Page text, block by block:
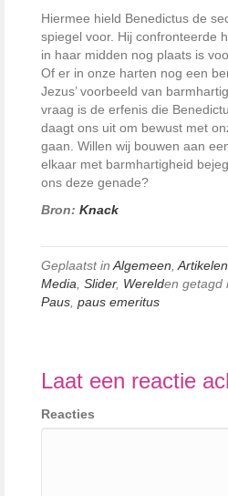
Hiermee hield Benedictus de
spiegel voor. Hij confronteerde
in haar midden nog plaats is
Of er in onze harten nog een
Jezus’ voorbeeld van
vraag is de erfenis die
daagt ons uit om bewust met
gaan. Willen wij bouwen aan
elkaar met barmhartigheid
ons deze genade?
Bron: Knack
Geplaatst in Algemeen Artikelen
Media Slider, Werelden getagd
Paus paus emeritus
Laat een reactie
Reacties